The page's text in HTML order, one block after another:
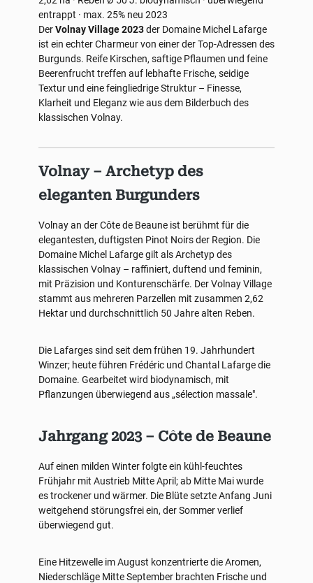
entrappt · max. 25% neu 2023
DerVolnay Village 2023der Domaine Michel Lafarge
ist ein echter Charmeur von einer der Top-Adressen des
Burgunds. Reife Kirschen, saftige Pflaumen und feine
Beerenfrucht treffen auf lebhafte Frische, seidige
Textur und eine feingliedrige Struktur – Finesse,
Klarheit und Eleganz wie aus dem Bilderbuch des
klassischen Volnay.
Volnay – Archetyp des
eleganten Burgunders
Volnay an der Côte de Beaune ist berühmt für die
elegantesten, duftigsten Pinot Noirs der Region. Die
Domaine Michel Lafarge gilt als Archetyp des
klassischen Volnay – raffiniert, duftend und feminin,
mit Präzision und Konturenschärfe. Der Volnay Village
stammt aus mehreren Parzellen mit zusammen 2,62
Hektar und durchschnittlich 50 Jahre alten Reben.
Die Lafarges sind seit dem frühen 19. Jahrhundert
Winzer; heute führen Frédéric und Chantal Lafarge die
Domaine. Gearbeitet wird biodynamisch, mit
Pflanzungen überwiegend aus „sélection massale".
Jahrgang 2023 – Côte de Beaune
Auf einen milden Winter folgte ein kühl-feuchtes
Frühjahr mit Austrieb Mitte April; ab Mitte Mai wurde
es trockener und wärmer. Die Blüte setzte Anfang Juni
weitgehend störungsfrei ein, der Sommer verlief
überwiegend gut.
Eine Hitzewelle im August konzentrierte die Aromen,
Niederschläge Mitte September brachten Frische und